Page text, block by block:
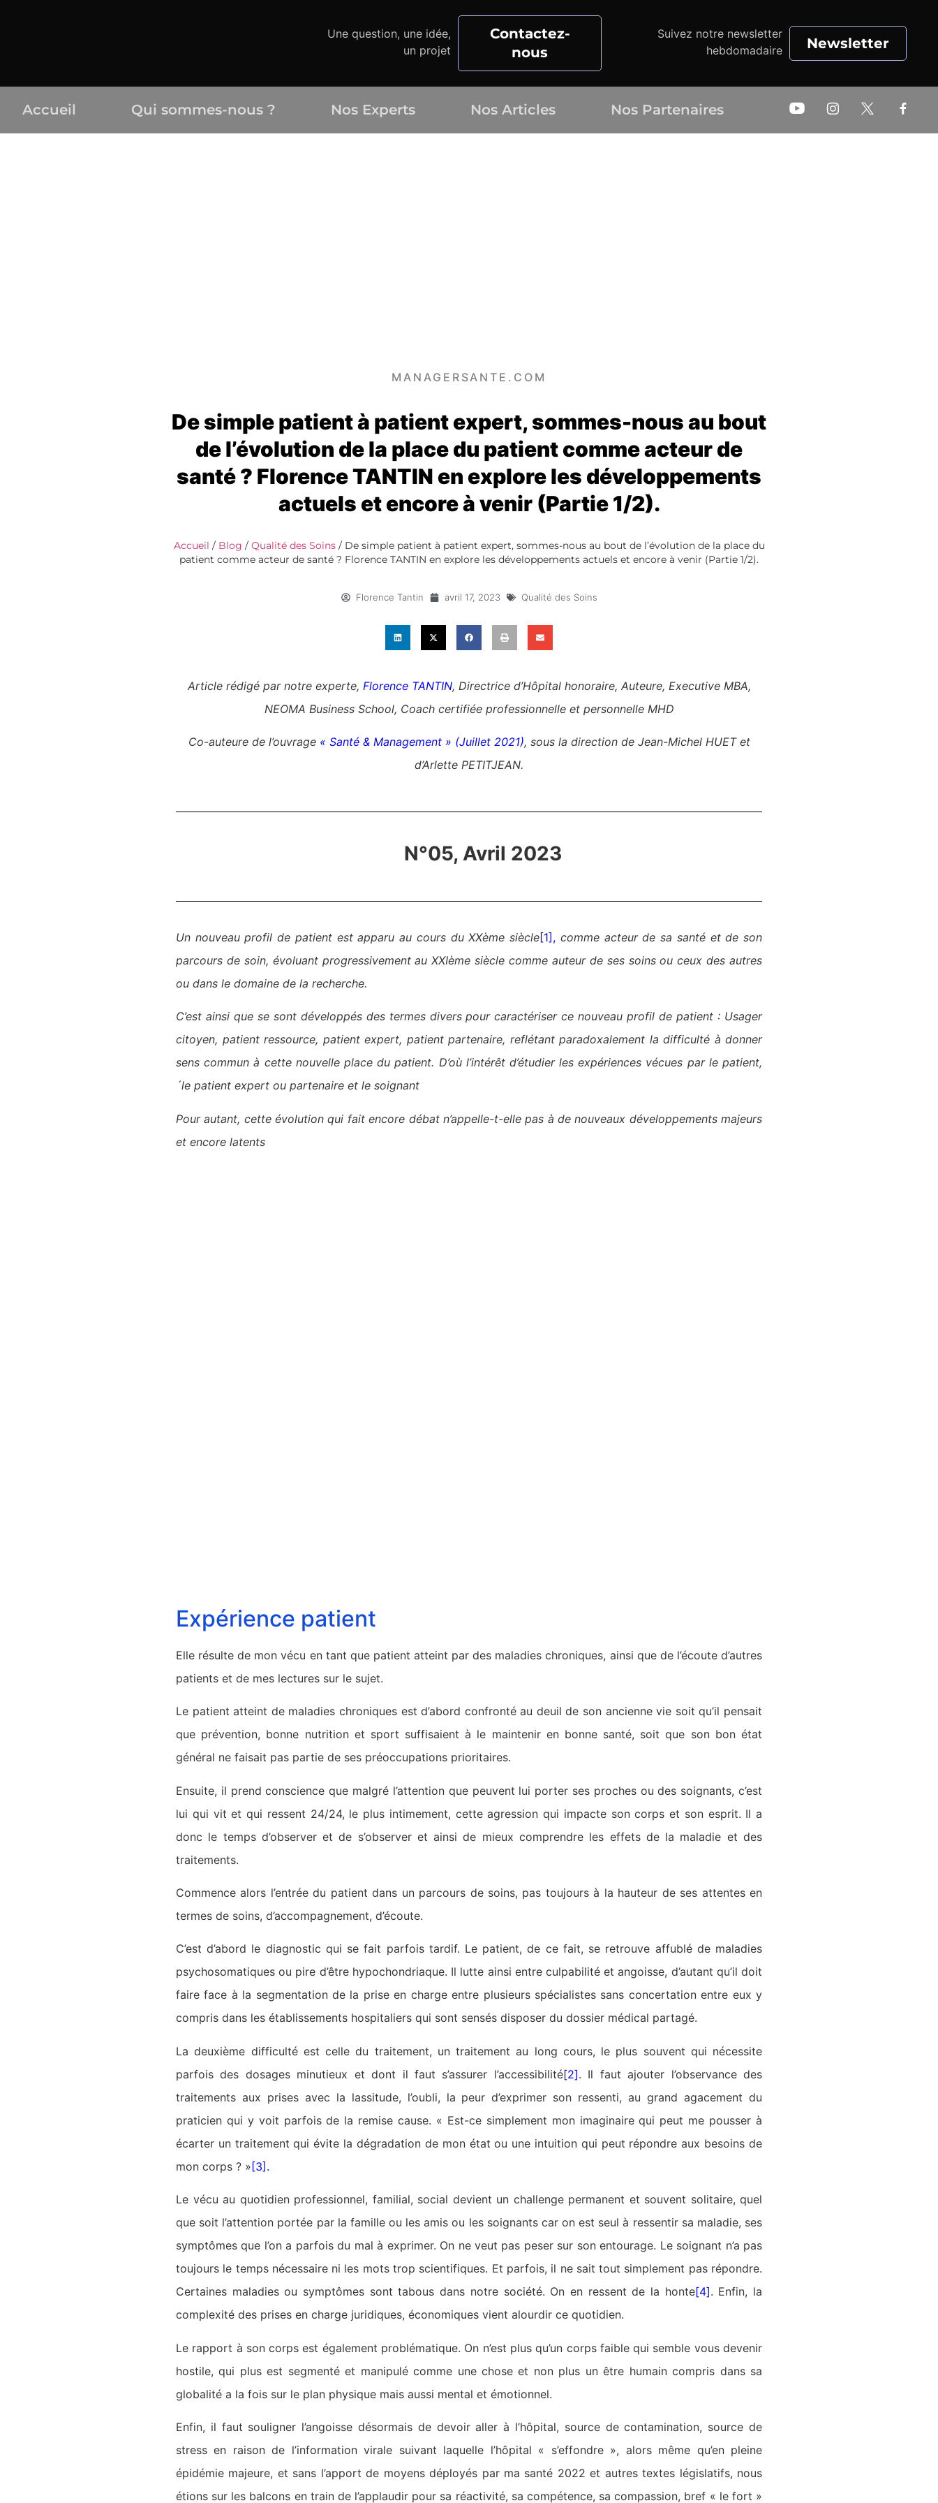
Une question, une idée,
un projet
Contactez-
nous
Suivez notre newsletter
hebdomadaire
Newsletter
Accueil Qui sommes-nous ? Nos Experts Nos Articles Nos Partenaires
MANAGERSANTE.COM
De simple patient à patient expert, sommes-nous au bout
de l’évolution de la place du patient comme acteur de
santé ? Florence TANTIN en explore les développements
actuels et encore à venir (Partie 1/2).
Accueil / Blog / Qualité des Soins/ De simple patient à patient expert, sommes-nous au bout de l’évolution de la place du
patient comme acteur de santé ? Florence TANTIN en explore les développements actuels et encore à venir (Partie 1/2).
Florence Tantin avril 17, 2023 Qualité des Soins
Article rédigé par notre experte, Florence TANTIN, Directrice d’Hôpital honoraire, Auteure, Executive MBA,
NEOMA Business School, Coach certifiée professionnelle et personnelle MHD
Co-auteure de l’ouvrage « Santé & Management » (Juillet 2021), sous la direction de Jean-Michel HUET et
d’Arlette PETITJEAN.
N°05, Avril 2023
Un nouveau profil de patient est apparu au cours du XXème siècle[1], comme acteur de sa santé et de son
parcours de soin, évoluant progressivement au XXIème siècle comme auteur de ses soins ou ceux des autres
ou dans le domaine de la recherche.
C’est ainsi que se sont développés des termes divers pour caractériser ce nouveau profil de patient : Usager
citoyen, patient ressource, patient expert, patient partenaire, reflétant paradoxalement la difficulté à donner
sens commun à cette nouvelle place du patient. D’où l’intérêt d’étudier les expériences vécues par le patient,
´le patient expert ou partenaire et le soignant
Pour autant, cette évolution qui fait encore débat n’appelle-t-elle pas à de nouveaux développements majeurs
et encore latents
Expérience patient
Elle résulte de mon vécu en tant que patient atteint par des maladies chroniques, ainsi que de l’écoute d’autres
patients et de mes lectures sur le sujet.
Le patient atteint de maladies chroniques est d’abord confronté au deuil de son ancienne vie soit qu’il pensait
que prévention, bonne nutrition et sport suffisaient à le maintenir en bonne santé, soit que son bon état
général ne faisait pas partie de ses préoccupations prioritaires.
Ensuite, il prend conscience que malgré l’attention que peuvent lui porter ses proches ou des soignants, c’est
lui qui vit et qui ressent 24/24, le plus intimement, cette agression qui impacte son corps et son esprit. Il a
donc le temps d’observer et de s’observer et ainsi de mieux comprendre les effets de la maladie et des
traitements.
Commence alors l’entrée du patient dans un parcours de soins, pas toujours à la hauteur de ses attentes en
termes de soins, d’accompagnement, d’écoute.
C’est d’abord le diagnostic qui se fait parfois tardif. Le patient, de ce fait, se retrouve affublé de maladies
psychosomatiques ou pire d’être hypochondriaque. Il lutte ainsi entre culpabilité et angoisse, d’autant qu’il doit
faire face à la segmentation de la prise en charge entre plusieurs spécialistes sans concertation entre eux y
compris dans les établissements hospitaliers qui sont sensés disposer du dossier médical partagé.
La deuxième difficulté est celle du traitement, un traitement au long cours, le plus souvent qui nécessite
parfois des dosages minutieux et dont il faut s’assurer l’accessibilité[2]. Il faut ajouter l’observance des
traitements aux prises avec la lassitude, l’oubli, la peur d’exprimer son ressenti, au grand agacement du
praticien qui y voit parfois de la remise cause. « Est-ce simplement mon imaginaire qui peut me pousser à
écarter un traitement qui évite la dégradation de mon état ou une intuition qui peut répondre aux besoins de
mon corps ? »[3].
Le vécu au quotidien professionnel, familial, social devient un challenge permanent et souvent solitaire, quel
que soit l’attention portée par la famille ou les amis ou les soignants car on est seul à ressentir sa maladie, ses
symptômes que l’on a parfois du mal à exprimer. On ne veut pas peser sur son entourage. Le soignant n’a pas
toujours le temps nécessaire ni les mots trop scientifiques. Et parfois, il ne sait tout simplement pas répondre.
Certaines maladies ou symptômes sont tabous dans notre société. On en ressent de la honte[4]. Enfin, la
complexité des prises en charge juridiques, économiques vient alourdir ce quotidien.
Le rapport à son corps est également problématique. On n’est plus qu’un corps faible qui semble vous devenir
hostile, qui plus est segmenté et manipulé comme une chose et non plus un être humain compris dans sa
globalité a la fois sur le plan physique mais aussi mental et émotionnel.
Enfin, il faut souligner l’angoisse désormais de devoir aller à l’hôpital, source de contamination, source de
stress en raison de l’information virale suivant laquelle l’hôpital « s’effondre », alors même qu’en pleine
épidémie majeure, et sans l’apport de moyens déployés par ma santé 2022 et autres textes législatifs, nous
étions sur les balcons en train de l’applaudir pour sa réactivité, sa compétence, sa compassion, bref « le fort »